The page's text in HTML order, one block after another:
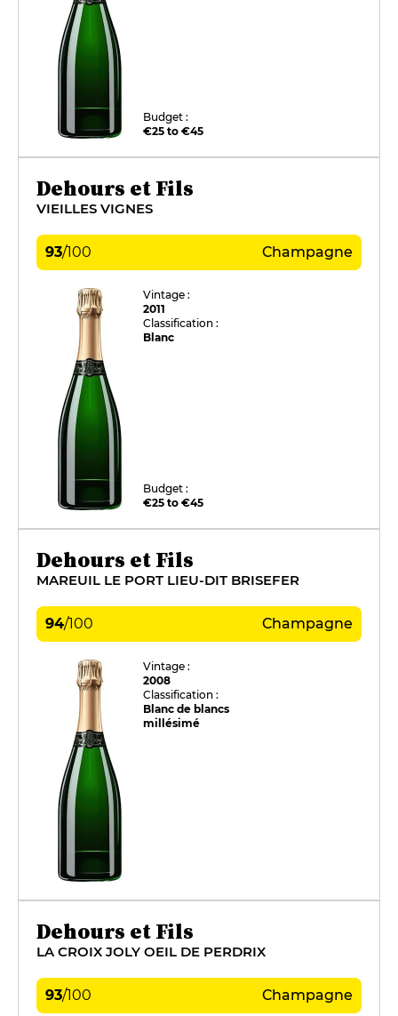
Budget :
€25 to €45
Dehours et Fils
VIEILLES VIGNES
93/100 Champagne
Vintage :
2011
Classification :
Blanc
Budget :
€25 to €45
Dehours et Fils
MAREUIL LE PORT LIEU-DIT BRISEFER
94/100 Champagne
Vintage :
2008
Classification :
Blanc de blancs
millésimé
Dehours et Fils
LA CROIX JOLY OEIL DE PERDRIX
93/100 Champagne